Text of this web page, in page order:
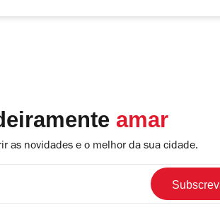
amar
as novidades e o melhor da sua cidade.